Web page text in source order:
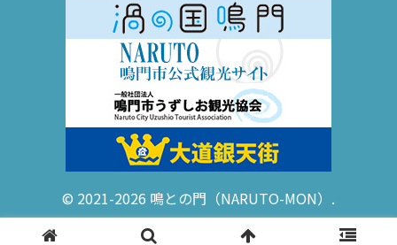
© 2021-2026 鳴との門（NARUTO-MON）.